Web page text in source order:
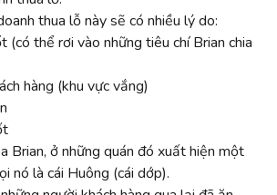
thua lỗ này sẽ có nhiều lý do:
thể rơi vào những tiêu chí Brian chia
hàng (khu vực vắng)
Brian, ở những quán đó xuất hiện một
nó là cái Huông (cái dớp).